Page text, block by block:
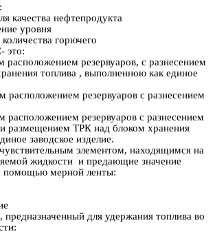
качества нефтепродукта
уровня
горючего
это:
резервуаров, с разнесением
топлива , выполненною как единое
резервуаров с разнесением
резервуаров с разнесением
размещением ТРК над блоком хранения
заводское изделие.
элементом, находящимся на
жидкости и предающие значение
помощью мерной ленты:
предназначенный для удержания топлива во